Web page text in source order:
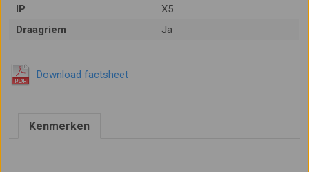
IP
X5
Draagriem
Ja
Download factsheet
Kenmerken